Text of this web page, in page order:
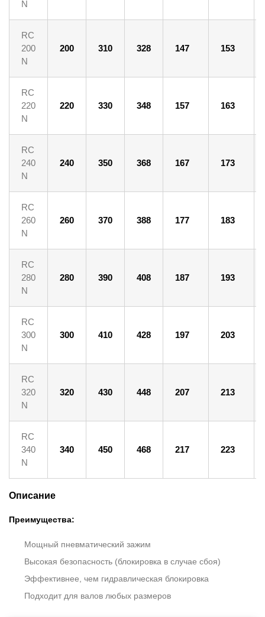
N
RC
200
N
200 310 328 147 153
RC
220
N
220 330 348 157 163
RC
240
N
240 350 368 167 173
RC
260
N
260 370 388 177 183
RC
280
N
280 390 408 187 193
RC
300
N
300 410 428 197 203
RC
320
N
320 430 448 207 213
RC
340
N
340 450 468 217 223
Описание
Преимущества:
Мощный пневматический зажим
Высокая безопасность (блокировка в случае сбоя)
Эффективнее, чем гидравлическая блокировка
Подходит для валов любых размеров